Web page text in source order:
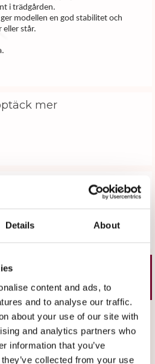
Details About
content and ads, to
and to analyse our traffic.
about your use of our site with
and analytics partners who
information that you’ve
collected from your use
i trädgården.
modellen en god stabilitet och
står.
mer
en recension
Välj storlek